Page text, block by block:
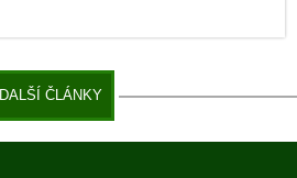
DALŠÍ ČLÁNKY